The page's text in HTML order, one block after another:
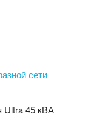
сети
Ultra 45 кВА